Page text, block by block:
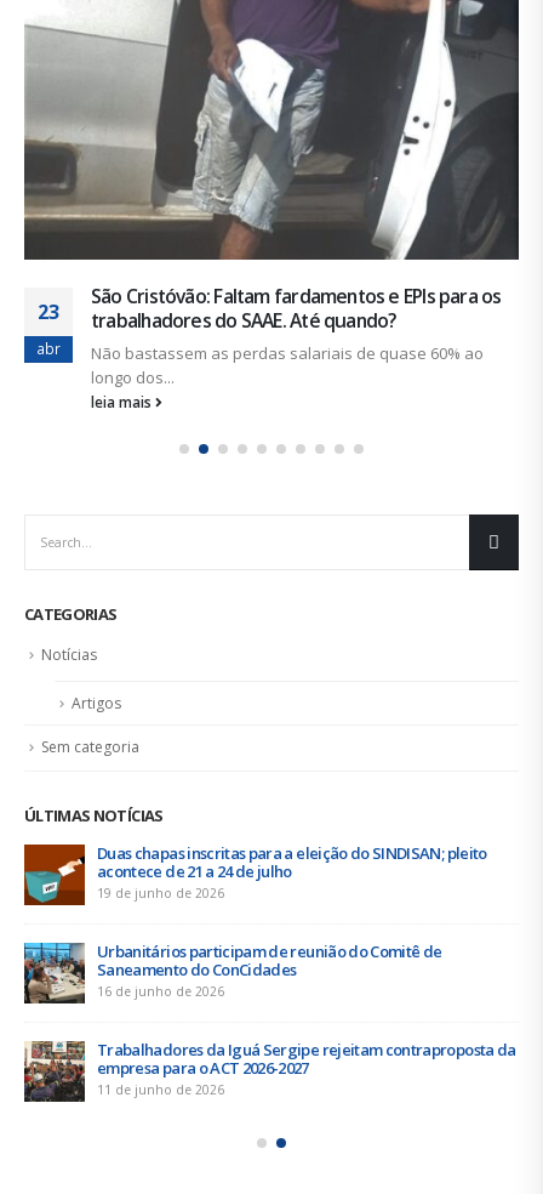
23
abr
São Cristóvão: Faltam fardamentos e EPIs para os
trabalhadores do SAAE. Até quando?
Não bastassem as perdas salariais de quase 60% ao
longo dos...
leia mais
CATEGORIAS
Notícias
Artigos
Sem categoria
ÚLTIMAS NOTÍCIAS
Duas chapas inscritas para a eleição do SINDISAN; pleito
acontece de 21 a 24 de julho
19 de junho de 2026
Urbanitários participam de reunião do Comitê de
Saneamento do ConCidades
16 de junho de 2026
Trabalhadores da Iguá Sergipe rejeitam contraproposta da
empresa para o ACT 2026-2027
11 de junho de 2026